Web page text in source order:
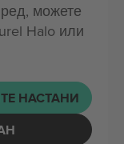
можете
Halo или
НАСТАНИ